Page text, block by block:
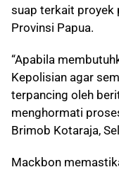
suap terkait proyek
Provinsi Papua.
“Apabila
Kepolisian agar
terpancing oleh
menghormati
Brimob Kotaraja,
Mackbon